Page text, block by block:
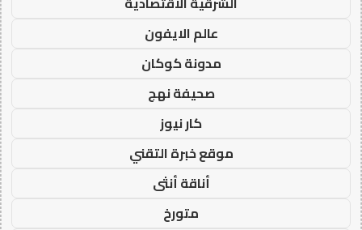
عالم الايفون
مدونة كوكان
صحيفة نهج
كار نيوز
موقع خبرة التقني
أناقة أنثى
متورخ